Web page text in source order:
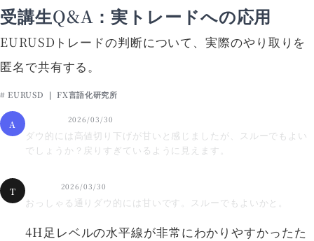
受講生Q&A：実トレードへの応用
EURUSDトレードの判断について、実際のやり取りを
匿名で共有する。
# EURUSD ｜ FX言語化研究所
A 2026/03/30
ダウ的には高値切り下げが甘いと感じましたが、スルーでもよい
でしょうか？戻りすぎているように見えます。
T 2026/03/30
おっしゃる通りダウ的には甘いです。スルーでもよいかと。
4H足レベルの水平線が非常にわかりやすかったた